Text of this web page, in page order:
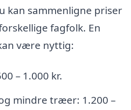
kan sammenligne priser
fagfolk. En
være nyttig:
– 1.000 kr.
mindre træer: 1.200 –